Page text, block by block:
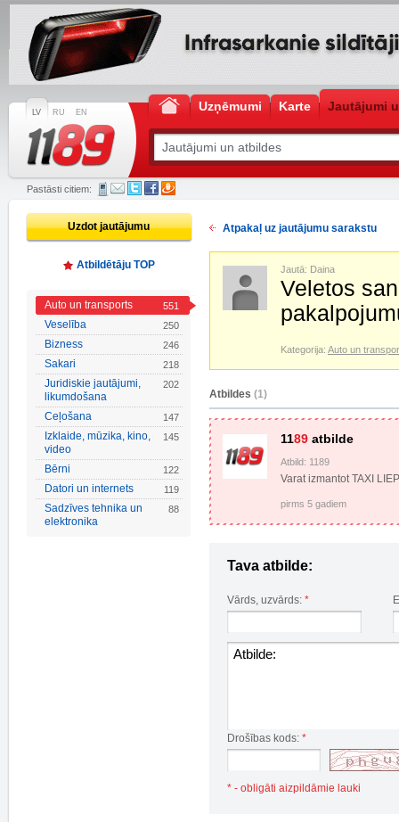
LV RU EN Uzņēmumi Karte Jautājumi
Pastāsti citiem:
Uzdot jautājumu
Atbildētāju TOP
Auto un transports 551
Veselība 250
Bizness 246
Sakari 218
Juridiskie jautājumi,
likumdošana
202
Ceļošana 147
Izklaide, mūzika, kino,
video
145
Bērni 122
Datori un internets 119
Sadzīves tehnika un
elektronika
88
Atpakaļ uz jautājumu sarakstu
Jautā: Daina
Veletos
Kategorija: Auto un
Atbildes (1)
1189 atbilde
Atbild: 1189
Varat izmantot TAXI
pirms 5 gadiem
Tava atbilde:
Vārds, uzvārds: *
Drošības kods: *
* - obligāti aizpildāmie lauki